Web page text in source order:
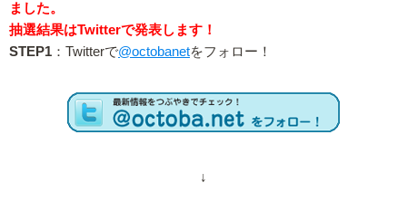
ました。
抽選結果はTwitterで発表します！
STEP1 ：Twitterで@octobanetをフォロー！
↓